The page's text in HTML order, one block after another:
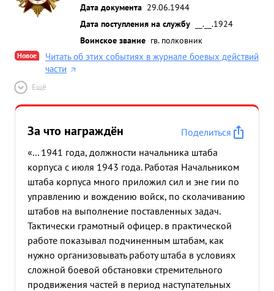
Дата документа 29.06.1944
Дата поступления на службу
__.__.1924
Воинское звание гв. полковник
Новое
Читать об этих событиях в журнале боевых действий
части
Ещё
За что награждён
Поделиться
«... 1941 года, должности начальника штаба
корпуса с июля 1943 года. Работая Начальником
штаба корпуса много приложил сил и эне гии по
управлению и вождению войск, по сколачиванию
штабов на выполнение поставленных задач.
Тактически грамотный офицер. в практической
работе показывал подчиненным штабам, как
нужно организовывать работу штаба в условиях
сложной боевой обстановки стремительного
продвижения частей в период наступательных